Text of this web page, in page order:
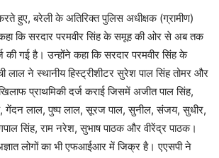
हुए, बरेली के अतिरिक्त पुलिस अधीक्षक (ग्रामीण)
कि सरदार परमवीर सिंह के समूह की ओर से अब तक
की गई है। उन्होंने कहा कि सरदार परमवीर सिंह के
लाल ने स्थानीय हिस्ट्रीशीटर सुरेश पाल सिंह तोमर और
प्राथमिकी दर्ज कराई जिसमें अजीत पाल सिंह,
गेंदन लाल, पुष्प लाल, सूरज पाल, सुनील, संजय, सुधीर,
सिंह, राम नरेश, सुभाष पाठक और वीरेंद्र पाठक।
लोगों का भी एफआईआर में जिक्र है। एएसपी ने